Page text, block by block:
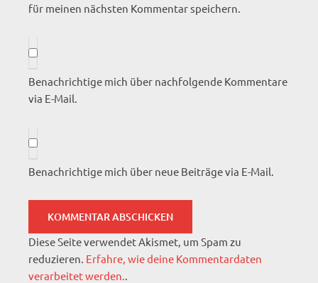
für meinen nächsten Kommentar speichern.
Benachrichtige mich über nachfolgende Kommentare
via E-Mail.
Benachrichtige mich über neue Beiträge via E-Mail.
Diese Seite verwendet Akismet, um Spam zu
reduzieren. Erfahre, wie deine Kommentardaten
verarbeitet werden..